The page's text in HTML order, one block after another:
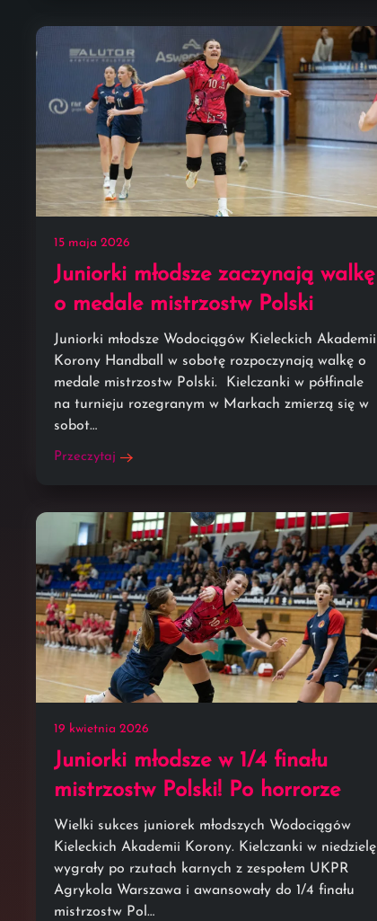
15 maja 2026
Juniorki młodsze zaczynają walkę
o medale mistrzostw Polski
Juniorki młodsze Wodociągów Kieleckich Akademii
Korony Handball w sobotę rozpoczynają walkę o
medale mistrzostw Polski. Kielczanki w półfinale
na turnieju rozegranym w Markach zmierzą się w
sobot…
Przeczytaj
19 kwietnia 2026
Juniorki młodsze w 1/4 finału
mistrzostw Polski! Po horrorze
Wielki sukces juniorek młodszych Wodociągów
Kieleckich Akademii Korony. Kielczanki w niedzielę
wygrały po rzutach karnych z zespołem UKPR
Agrykola Warszawa i awansowały do 1/4 finału
mistrzostw Pol…